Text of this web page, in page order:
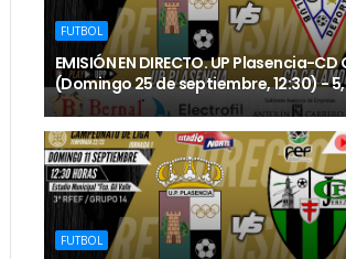
FUTBOL
EMISIÓN EN DIRECTO. UP Plasencia-
(Domingo 25 de septiembre, 12:30) -
FUTBOL